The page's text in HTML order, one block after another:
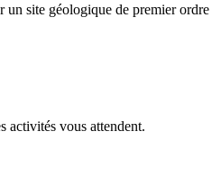
un site géologique de premier ordre
activités vous attendent.